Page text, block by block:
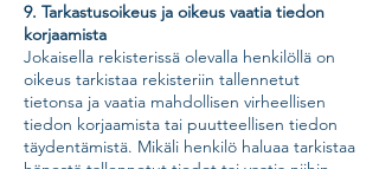
9. Tarkastusoikeus ja oikeus vaatia tiedon
korjaamista
Jokaisella rekisterissä olevalla henkilöllä on
oikeus tarkistaa rekisteriin tallennetut
tietonsa ja vaatia mahdollisen virheellisen
tiedon korjaamista tai puutteellisen tiedon
täydentämistä. Mikäli henkilö haluaa tarkistaa